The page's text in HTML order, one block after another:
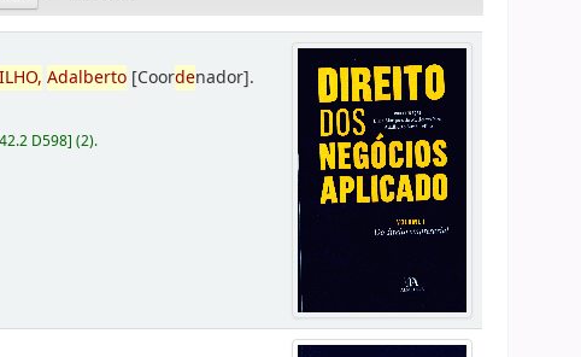
Adalberto [Coordenador].
D598](2).